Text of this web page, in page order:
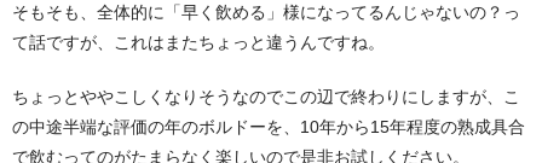
そもそも、全体的に「早く飲める」様になってるんじゃないの？っ
て話ですが、これはまたちょっと違うんですね。
ちょっとややこしくなりそうなのでこの辺で終わりにしますが、こ
の中途半端な評価の年のボルドーを、10年から15年程度の熟成具合
で飲むってのがたまらなく楽しいので是非お試しください。